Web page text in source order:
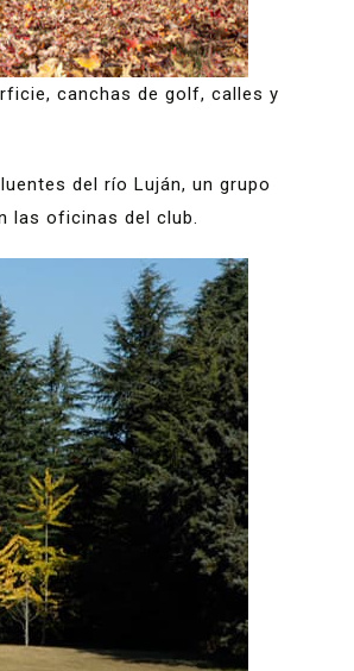
canchas de golf, calles y
del río Luján, un grupo
las oficinas del club.